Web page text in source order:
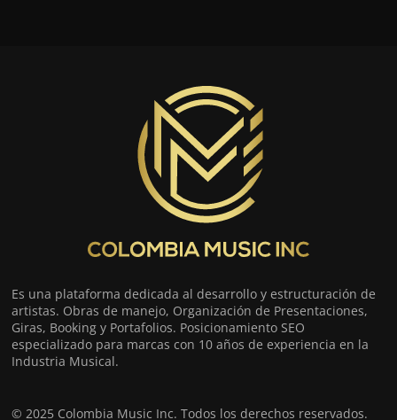
Es una plataforma dedicada al desarrollo y estructuración de
artistas. Obras de manejo, Organización de Presentaciones,
Giras, Booking y Portafolios. Posicionamiento SEO
especializado para marcas con 10 años de experiencia en la
Industria Musical.
© 2025 Colombia Music Inc. Todos los derechos reservados.